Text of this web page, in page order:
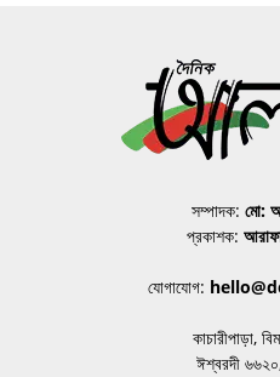
সম্পাদক: মো:
প্রকাশক:
যোগাযোগ:
কাচারীপাড়া,
ঈশ্বরদী